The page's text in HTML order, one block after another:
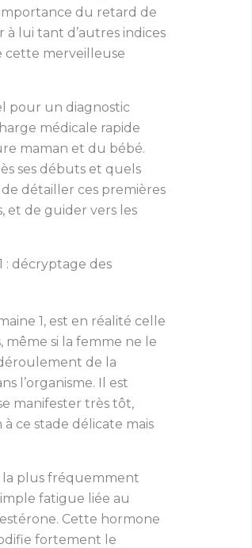
du retard de
lui tant d’autres indices
cette merveilleuse
pour un diagnostic
médicale rapide
maman et du bébé.
ses débuts et quels
détailler ces premières
et de guider vers les
: décryptage des
1, est en réalité celle
si la femme ne le
de la
l’organisme. Il est
manifester très tôt,
ce stade délicate mais
la plus fréquemment
fatigue liée au
Cette hormone
fortement le